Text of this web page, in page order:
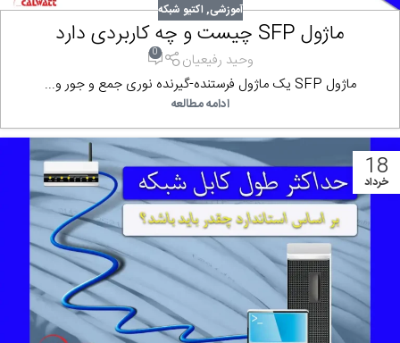
آموزشی, اکتیو شبکه
ماژول SFP چیست و چه کاربردی دارد
وحید رفیعیان 0
ماژول SFP یک ماژول فرستنده-گیرنده نوری جمع و جور و...
ادامه مطالعه
18
خرداد